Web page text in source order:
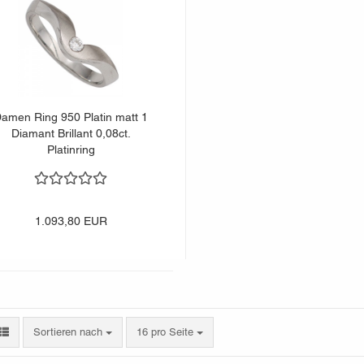
Ring 950 Platin matt 1
Diamant Brillant 0,08ct.
Platinring
1.093,80 EUR
Sortieren nach
Sortieren nach 16 pro Seite
pro Seite